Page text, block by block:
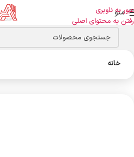
عبور به ناوبری
رفتن به محتوای اصلی
منو
خانه